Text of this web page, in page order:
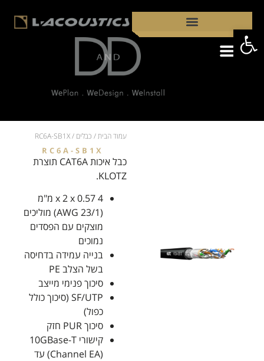
פתח סרגל נגישות
עמוד הבית/ כבלים / RC6A-SB1X
RC6A-SB1X
כבל איכות CAT6A תוצרת
KLOTZ.
4 x 2 x 0.57 מ"מ
(AWG 23/1) מוליכים
מוצקים עם הפסדים
נמוכים
בנייה עמידה בדחיסה
בשל הצלב PE
סיכוך פנימי מייצב
SF/UTP (סיכוך כולל
כפול)
סיכוך PUR חזק
קישורי 10GBase-T
(Channel EA) עד